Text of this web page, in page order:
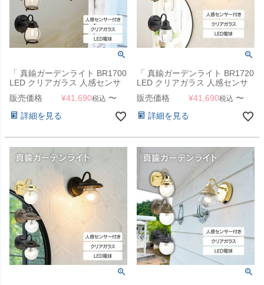
「 真鍮ガーデンライト BR1700
LED クリアガラス 人感センサ
ー付き 」
販売価格 ¥41,690税込 〜
詳細を見る
「 真鍮ガーデンライト BR1720
LED クリアガラス 人感センサ
ー付き 」
販売価格 ¥41,690税込 〜
詳細を見る